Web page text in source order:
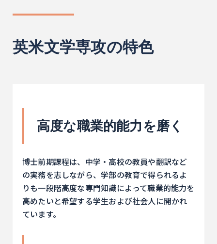
英米文学専攻の特色
高度な職業的能力を磨く
博士前期課程は、中学・高校の教員や翻訳など
の実務を志しながら、学部の教育で得られるよ
りも一段階高度な専門知識によって職業的能力を
高めたいと希望する学生および社会人に開かれ
ています。